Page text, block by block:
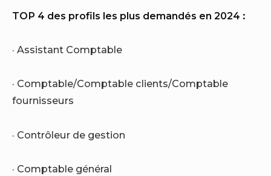
TOP 4 des profils les plus demandés en 2024 :
· Assistant Comptable
· Comptable/Comptable clients/Comptable
fournisseurs
· Contrôleur de gestion
· Comptable général